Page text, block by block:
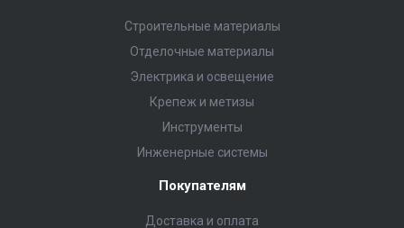
Строительные материалы
Отделочные материалы
Электрика и освещение
Крепеж и метизы
Инструменты
Инженерные системы
Покупателям
Доставка и оплата